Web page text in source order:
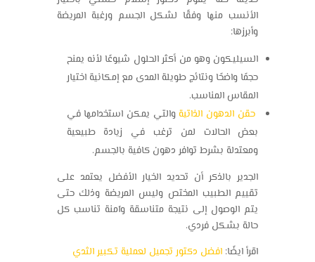
الأنسب منها وفقًا لشكل الجسم ورغبة المريضة
وأبرزها:
السيليكون وهو من أكثر الحلول شيوعًا لأنه يمنح
حجمًا واضحًا ونتائج طويلة المدى مع إمكانية اختيار
المقاس المناسب.
حقن الدهون الذاتية والتي يمكن استخدامها في
بعض الحالات لمن ترغب في زيادة طبيعية
ومعتدلة بشرط توافر دهون كافية بالجسم.
الجدير بالذكر أن تحديد الخيار الأفضل يعتمد على
تقييم الطبيب المختص وليس المريضة وذلك حتى
يتم الوصول إلى نتيجة متناسقة وآمنة تناسب كل
حالة بشكل فردي.
اقرأ ايضًا: افضل دكتور تجميل لعملية تكبير الثدي